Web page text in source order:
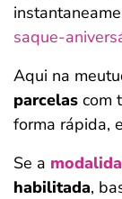
saque-
Aqui na
parcelas com
forma rápida,
Se a
habilitada,